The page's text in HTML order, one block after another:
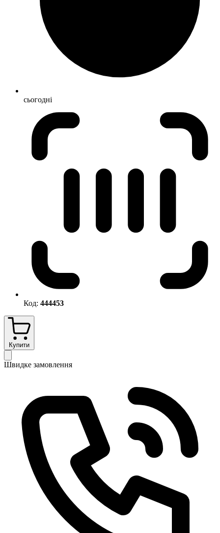
сьогодні
Код: 444453
Купити
Швидке замовлення